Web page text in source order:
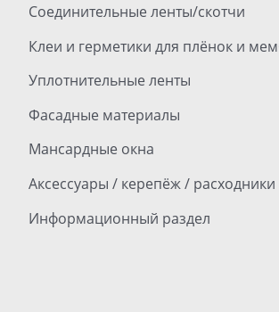
Соединительные ленты/скотчи
Клеи и герметики для плёнок и
Уплотнительные ленты
Фасадные материалы
Мансардные окна
Аксессуары / керепёж / расходники
Информационный раздел